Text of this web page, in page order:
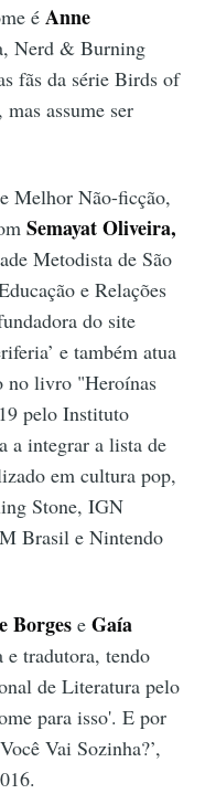
éAnne
Nerd & Burning
fãs da série Birds of
assume ser
Melhor Não-ficção,
Semayat Oliveira,
Metodista de São
e Relações
do site
e também atua
no livro "Heroínas
pelo Instituto
a integrar a lista de
em cultura pop,
Stone, IGN
Brasil e Nintendo
Borges eGaía
tradutora, tendo
de Literatura pelo
para isso'. E por
Vai Sozinha?’,